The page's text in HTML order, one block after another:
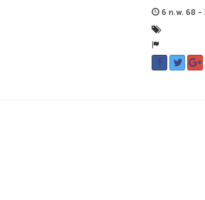
6 ก.พ. 68 -